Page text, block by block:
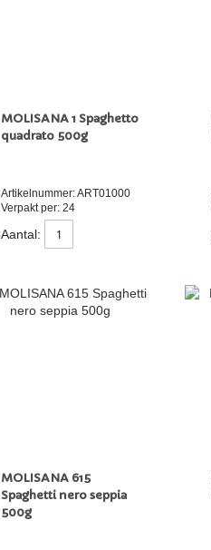
MOLISANA 1 Spaghetto
quadrato 500g
Artikelnummer: ART01000
Verpakt per: 24
Aantal:
MOLISANA 615
Spaghetti nero seppia
500g